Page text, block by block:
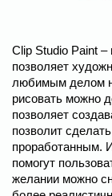
Clip Studio Paint –
позволяет
любимым делом
рисовать можно
позволяет
позволит
проработанным.
помогут
желании можно